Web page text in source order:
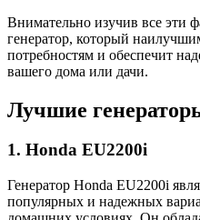
Внимательно изучив все эти
генератор, который
потребностям и обеспечит
вашего дома или дачи.
Лучшие
1. Honda EU2200i
Генератор Honda EU2200i
популярных и надежных